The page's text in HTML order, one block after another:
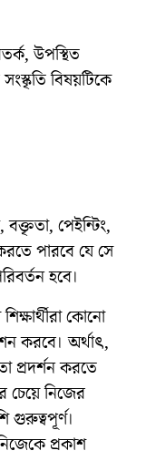
উপস্থিত
বিষয়টিকে
বক্তৃতা, পেইন্টিং,
করতে পারবে যে সে
হবে।
কোনো
করবে। অর্থাৎ,
প্রদর্শন করতে
চেয়ে নিজের
গুরুত্বপূর্ণ।
প্রকাশ